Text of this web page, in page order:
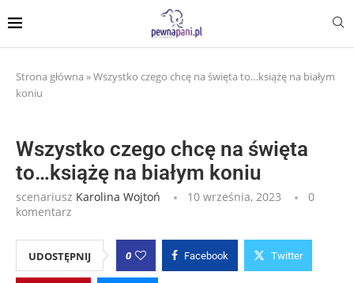
Strona główna »Wszystko czego chcę na święta to…książę na białym
koniu
Wszystko czego chcę na święta
to…książę na białym koniu
scenariusz Karolina Wojtoń 10 września, 2023
0
komentarz
UDOSTĘPNIJ 0 Facebook Twitter